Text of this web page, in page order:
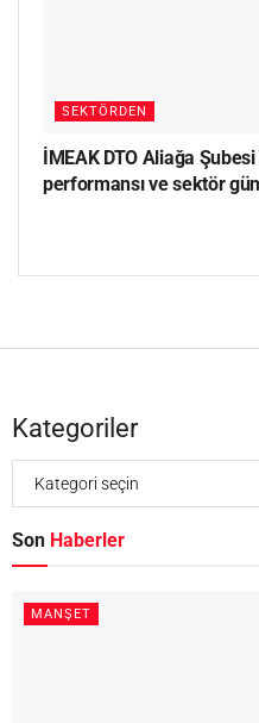
SEKTÖRDEN
İMEAK DTO Aliağa
performansı ve sektör
Kategoriler
Son Haberler
MANŞET